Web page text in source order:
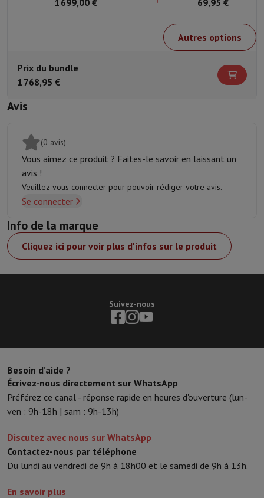
32Go 1To RTX 5070
1 699,00 €
ergonomique
69,95 €
Autres options
Prix du bundle
1 768,95 €
Avis
(0 avis)
Vous aimez ce produit ? Faites-le savoir en laissant un
avis !
Veuillez vous connecter pour pouvoir rédiger votre avis.
Se connecter
Info de la marque
Cliquez ici pour voir plus d'infos sur le produit
Suivez-nous
Besoin d’aide ?
Écrivez-nous directement sur WhatsApp
Préférez ce canal - réponse rapide en heures d'ouverture (lun-
ven : 9h-18h | sam : 9h-13h)
Discutez avec nous sur WhatsApp
Contactez-nous par téléphone
Du lundi au vendredi de 9h à 18h00 et le samedi de 9h à 13h.
En savoir plus